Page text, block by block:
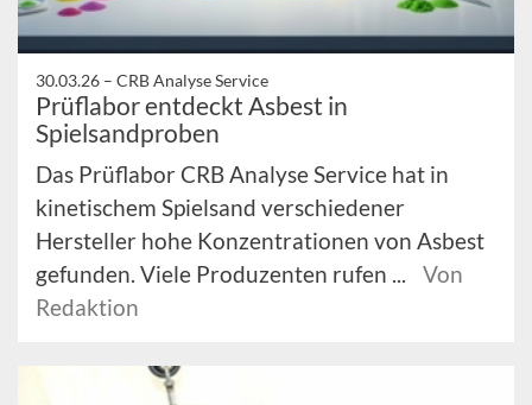
30.03.26 – CRB Analyse Service
Prüflabor entdeckt Asbest in
Spielsandproben
Das Prüflabor CRB Analyse Service hat in
kinetischem Spielsand verschiedener
Hersteller hohe Konzentrationen von Asbest
gefunden. Viele Produzenten rufen ...
Von
Redaktion